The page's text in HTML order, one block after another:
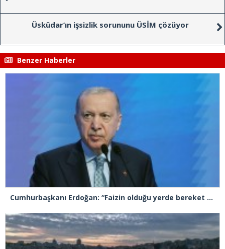
Üsküdar’ın işsizlik sorununu ÜSİM çözüyor
Benzer Haberler
Cumhurbaşkanı Erdoğan: “Faizin olduğu yerde bereket olmaz. Sömürünün, haksızlığın, etik ve ahlak dışı rekabetin olduğu yerde bereket bulunmaz”